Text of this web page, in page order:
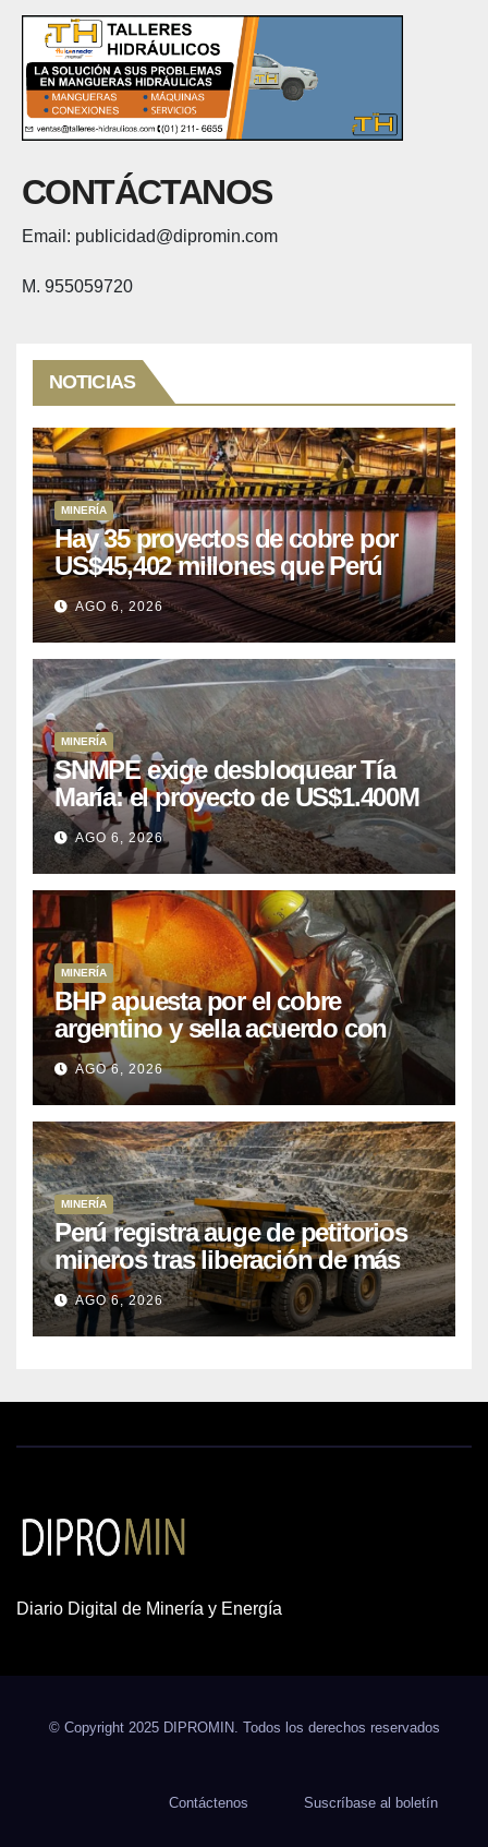
CONTÁCTANOS
Email: publicidad@dipromin.com
M. 955059720
NOTICIAS
MINERÍA
Hay 35 proyectos de cobre por
US$45,402 millones que Perú
puede aprovechar
AGO 6, 2026
MINERÍA
SNMPE exige desbloquear Tía
María: el proyecto de US$1.400M
que Perú lleva 15 años
posponiendo
AGO 6, 2026
MINERÍA
BHP apuesta por el cobre
argentino y sella acuerdo con
Kobrea para siete proyecto
AGO 6, 2026
MINERÍA
Perú registra auge de petitorios
mineros tras liberación de más
de mil concesiones para explorar
cobre y oro
AGO 6, 2026
Diario Digital de Minería y Energía
© Copyright 2025 DIPROMIN. Todos los derechos reservados
Contáctenos Suscríbase al boletín